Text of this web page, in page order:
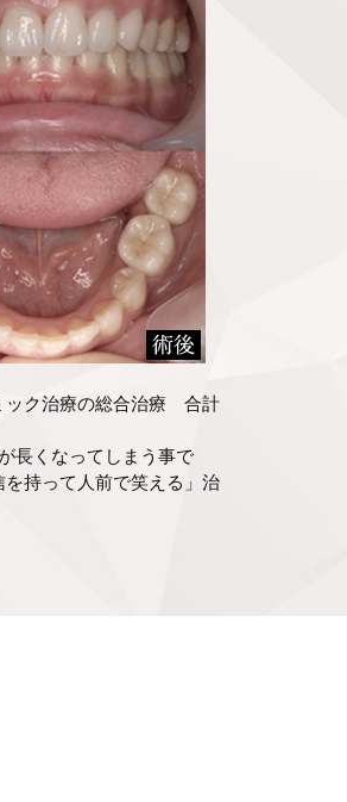
ック治療の総合治療 合計
長くなってしまう事で
持って人前で笑える」治